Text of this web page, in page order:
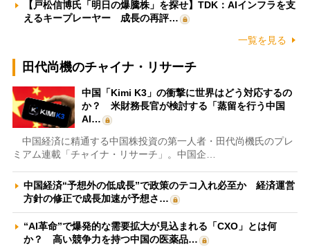
【戸松信博氏「明日の爆騰株」を探せ】TDK：AIインフラを支
えるキープレーヤー 成長の再評…
一覧を見る
田代尚機のチャイナ・リサーチ
中国「Kimi K3」の衝撃に世界はどう対応するの
か？ 米財務長官が検討する「蒸留を行う中国
AI…
中国経済に精通する中国株投資の第一人者・田代尚機氏のプレ
ミアム連載「チャイナ・リサーチ」。中国企…
中国経済“予想外の低成長”で政策のテコ入れ必至か 経済運営
方針の修正で成長加速が予想さ…
“AI革命”で爆発的な需要拡大が見込まれる「CXO」とは何
か？ 高い競争力を持つ中国の医薬品…